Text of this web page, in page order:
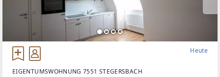
Heute
EIGENTUMSWOHNUNG 7551 STEGERSBACH